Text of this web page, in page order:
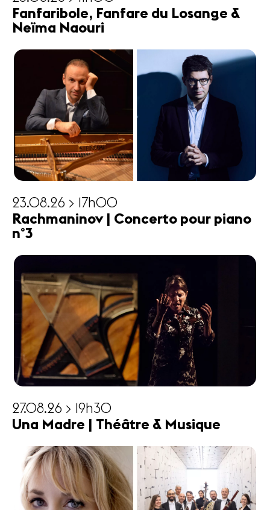
Fanfaribole, Fanfare du Losange &
Neïma Naouri
23.08.26 > 17h00
Rachmaninov | Concerto pour piano
n°3
27.08.26 > 19h30
Una Madre | Théâtre & Musique